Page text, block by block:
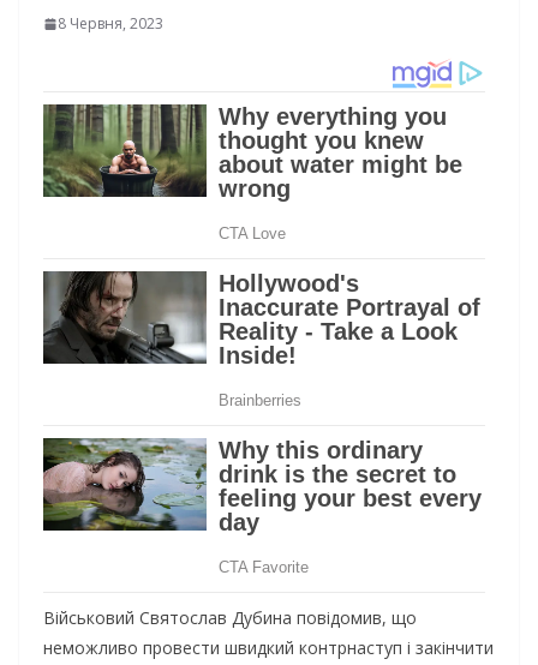
8 Червня, 2023
Військовий Святослав Дубина повідомив, що
неможливо провести швидкий контрнаступ і закінчити